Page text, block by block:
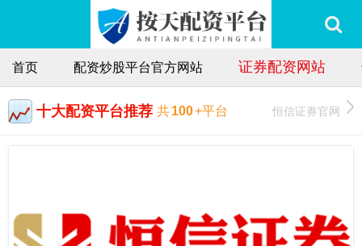
首页 配资炒股平台官方网站 证券配资网站
十大配资平台推荐 共100+平台 恒信证券官网